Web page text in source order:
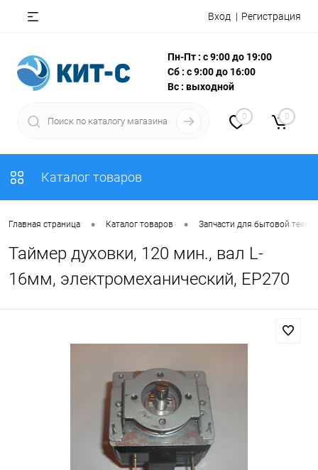
Вход Регистрация
Пн-Пт : с 9:00 до 19:00
Сб : с 9:00 до 16:00
Вс : выходной
0 0
Каталог товаров
Главная страница • Каталог товаров • Запчасти для бытовой
Таймер духовки, 120 мин., вал L-
16мм, электромеханический, EP270